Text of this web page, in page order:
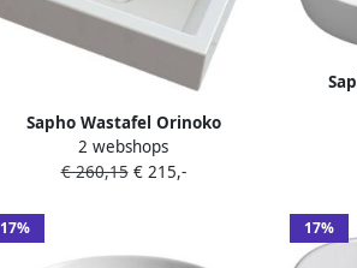
Sapho Wastafel Orinoko
Rechthoekig 42x10x36 cm Cast
Marble Wit
2 webshops
€ 260,15€ 215,-
17% 17%